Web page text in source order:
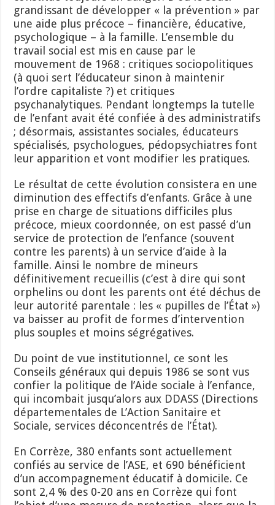
grandissant de développer « la prévention » par
une aide plus précoce – financière, éducative,
psychologique – à la famille. L’ensemble du
travail social est mis en cause par le
mouvement de 1968 : critiques sociopolitiques
(à quoi sert l’éducateur sinon à maintenir
l’ordre capitaliste ?) et critiques
psychanalytiques. Pendant longtemps la tutelle
de l’enfant avait été confiée à des administratifs
; désormais, assistantes sociales, éducateurs
spécialisés, psychologues, pédopsychiatres font
leur apparition et vont modifier les pratiques.
Le résultat de cette évolution consistera en une
diminution des effectifs d’enfants. Grâce à une
prise en charge de situations difficiles plus
précoce, mieux coordonnée, on est passé d’un
service de protection de l’enfance (souvent
contre les parents) à un service d’aide à la
famille. Ainsi le nombre de mineurs
définitivement recueillis (c’est à dire qui sont
orphelins ou dont les parents ont été déchus de
leur autorité parentale : les « pupilles de l’État »)
va baisser au profit de formes d’intervention
plus souples et moins ségrégatives.
Du point de vue institutionnel, ce sont les
Conseils généraux qui depuis 1986 se sont vus
confier la politique de l’Aide sociale à l’enfance,
qui incombait jusqu’alors aux DDASS (Directions
départementales de L’Action Sanitaire et
Sociale, services déconcentrés de l’État).
En Corrèze, 380 enfants sont actuellement
confiés au service de l’ASE, et 690 bénéficient
d’un accompagnement éducatif à domicile. Ce
sont 2,4 % des 0-20 ans en Corrèze qui font